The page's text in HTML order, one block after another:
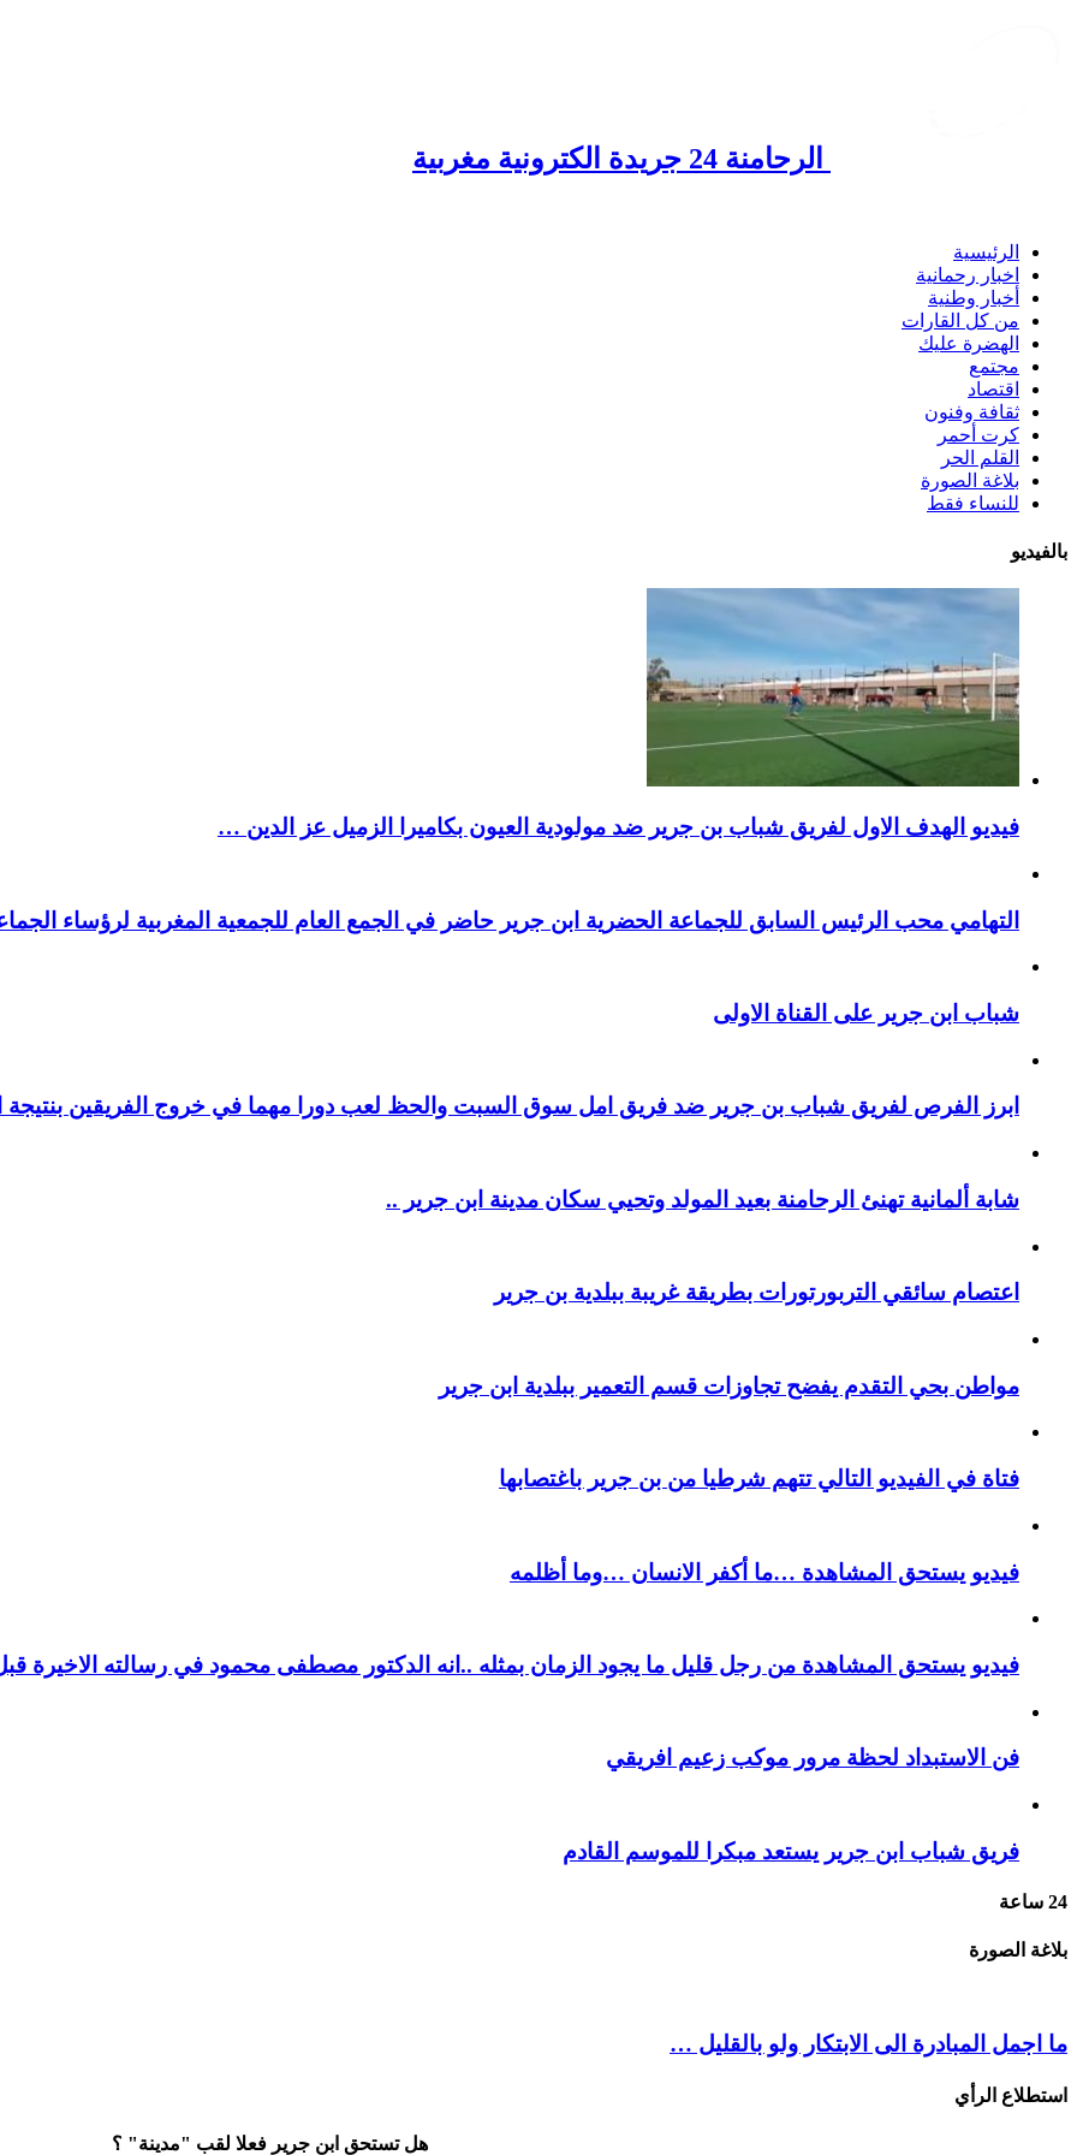
الرحامنة 24 جريدة الكترونية مغربية
الرئيسية
اخبار رحمانية
أخبار وطنية
من كل القارات
الهضرة عليك
مجتمع
اقتصاد
ثقافة وفنون
كرت أحمر
القلم الحر
بلاغة الصورة
للنساء فقط
بالفيديو
فيديو الهدف الاول لفريق شباب بن جرير ضد مولودية العيون بكاميرا الزميل عز الدين …
التهامي محب الرئيس السابق للجماعة الحضرية ابن جرير حاضر في الجمع العام للجمعية المغربية لرؤساء
شباب ابن جرير على القناة الاولى
ابرز الفرص لفريق شباب بن جرير ضد فريق امل سوق السبت والحظ لعب دورا مهما في خروج الفريقين بنتيجة
شابة ألمانية تهنئ الرحامنة بعيد المولد وتحيي سكان مدينة ابن جرير ..
اعتصام سائقي التربورتورات بطريقة غريبة ببلدية بن جرير
مواطن بحي التقدم يفضح تجاوزات قسم التعمير ببلدية ابن جرير
فتاة في الفيديو التالي تتهم شرطيا من بن جرير باغتصابها
فيديو يستحق المشاهدة …ما أكفر الانسان …وما أظلمه
فيديو يستحق المشاهدة من رجل قليل ما يجود الزمان بمثله ..انه الدكتور مصطفى محمود في رسالته الاخيرة
فن الاستبداد لحظة مرور موكب زعيم افريقي
فريق شباب ابن جرير يستعد مبكرا للموسم القادم
24 ساعة
بلاغة الصورة
ما اجمل المبادرة الى الابتكار ولو بالقليل …
استطلاع الرأي
هل تستحق ابن جرير فعلا لقب "مدينة" ؟